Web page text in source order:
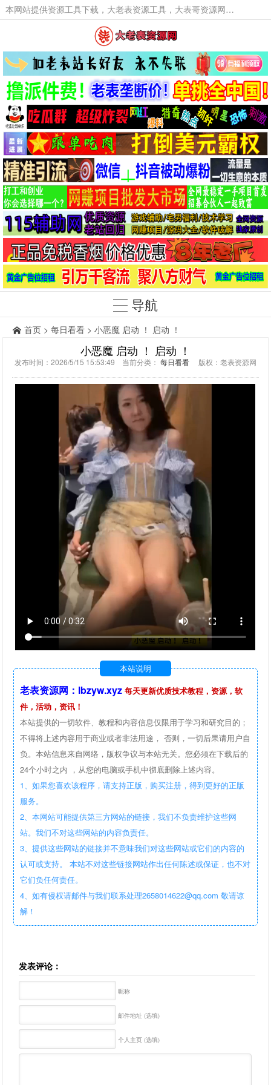
本网站提供资源工具下载，大老表资源工具，大表哥资源网软件工具，大老表资源下载，活动线报福利资源分享,活动线报，大型网游经典游戏，网络热门技术游戏辅助交流与分享。
导航
首页 > 每日看看 > 小恶魔 启动 ！ 启动 ！
小恶魔 启动 ！ 启动 ！
发布时间：2026/5/15 15:53:49 当前分类： 每日看看 版权：老表资源网
本站说明
老表资源网：lbzyw.xyz 每天更新优质技术教程，资源，软
件，活动，资讯！
本站提供的一切软件、教程和内容信息仅限用于学习和研究目的；
不得将上述内容用于商业或者非法用途， 否则，一切后果请用户自
负。本站信息来自网络，版权争议与本站无关。您必须在下载后的
24个小时之内 ，从您的电脑或手机中彻底删除上述内容。
1、如果您喜欢该程序，请支持正版，购买注册，得到更好的正版
服务。
2、本网站可能提供第三方网站的链接，我们不负责维护这些网
站。我们不对这些网站的内容负责任。
3、提供这些网站的链接并不意味我们对这些网站或它们的内容的
认可或支持。 本站不对这些链接网站作出任何陈述或保证，也不对
它们负任何责任。
4、如有侵权请邮件与我们联系处理2658014622@qq.com 敬请谅
解！
发表评论：
昵称
邮件地址 (选填)
个人主页 (选填)